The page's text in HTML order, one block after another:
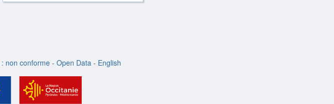
non conforme - Open Data - English